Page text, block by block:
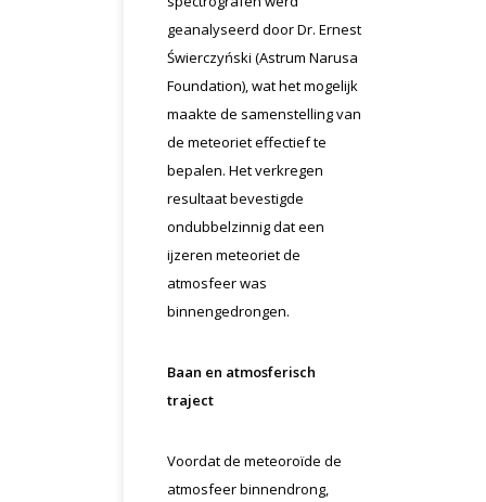
geanalyseerd door Dr. Ernest
Świerczyński (Astrum Narusa
Foundation), wat het mogelijk
maakte de samenstelling van
de meteoriet effectief te
bepalen. Het verkregen
resultaat bevestigde
ondubbelzinnig dat een
ijzeren meteoriet de
atmosfeer was
binnengedrongen.
Baan en atmosferisch
traject
Voordat de meteoroïde de
atmosfeer binnendrong,